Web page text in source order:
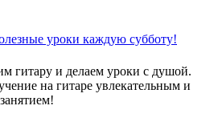
уроки каждую субботу!
и делаем уроки с душой.
на гитаре увлекательным и